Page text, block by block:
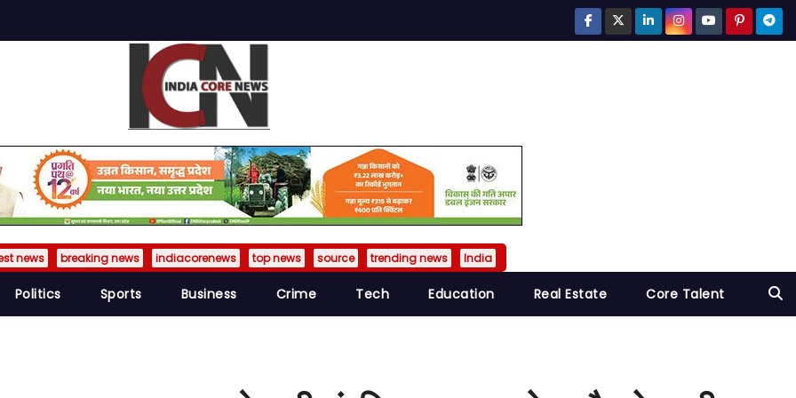
news breaking news indiacorenews top news source trending news India
Politics Sports Business Crime Tech Education Real Estate Core Talent